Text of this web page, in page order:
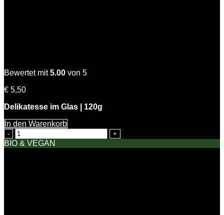
Bewertet mit5.00 von 5
€ 5,50
Delikatesse im Glas | 120g
In den Warenkorb
Zitronen
Dill
Senfsauce
BIO & VEGAN